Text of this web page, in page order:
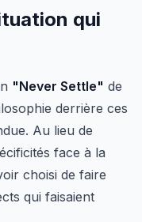
qui
"Never Settle" de
derrière ces
Au lieu de
face à la
choisi de faire
qui faisaient